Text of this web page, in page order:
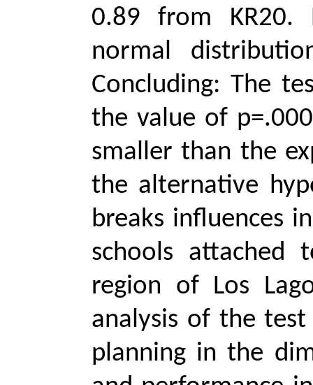
0.89 from KR20.
normal
Concluding: The
the value of
smaller than the
the alternative
breaks influences
schools
region of Los
analysis of the
planning in the